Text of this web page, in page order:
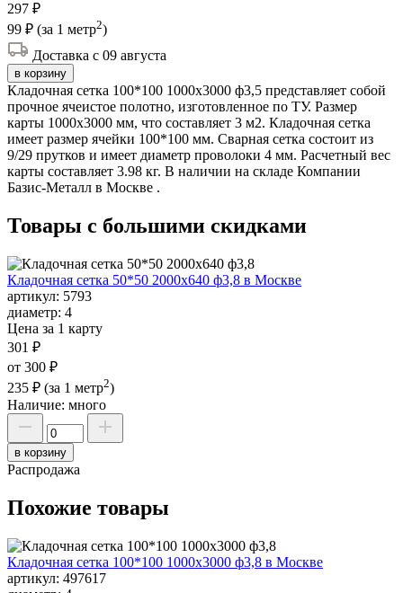
297 ₽
99 ₽ (за 1 метр2)
Доставка с 09 августа
в корзину
Кладочная сетка 100*100 1000х3000 ф3,5 представляет собой
прочное ячеистое полотно, изготовленное по ТУ. Размер
карты 1000х3000 мм, что составляет 3 м2. Кладочная сетка
имеет размер ячейки 100*100 мм. Сварная сетка состоит из
9/29 прутков и имеет диаметр проволоки 4 мм. Расчетный вес
карты составляет 3.98 кг. В наличии на складе Компании
Базис-Металл в Москве .
Товары с большими скидками
Кладочная сетка 50*50 2000х640 ф3,8 в Москве
артикул: 5793
диаметр: 4
Цена за 1 карту
301 ₽
от 300 ₽
235 ₽ (за 1 метр2)
Наличие: много
в корзину
Распродажа
Похожие товары
Кладочная сетка 100*100 1000х3000 ф3,8 в Москве
артикул: 497617